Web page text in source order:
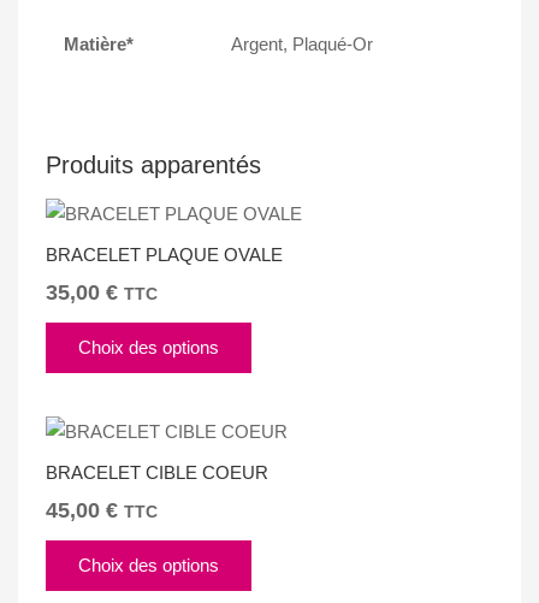
Matière* Argent, Plaqué-Or
Produits apparentés
BRACELET PLAQUE OVALE
35,00 € TTC
Choix des options
variations.
Les
BRACELET CIBLE COEUR
45,00 € TTC
Choix des options